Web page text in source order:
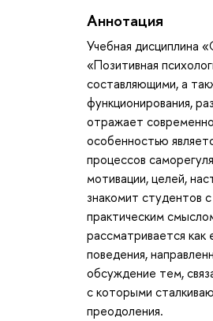
Аннотация
Учебная дисциплина
«Позитивная
составляющими, а
функционирования,
отражает
особенностью
процессов
мотивации, целей,
знакомит студентов
практическим
рассматривается
поведения,
обсуждение тем,
с которыми
преодоления.